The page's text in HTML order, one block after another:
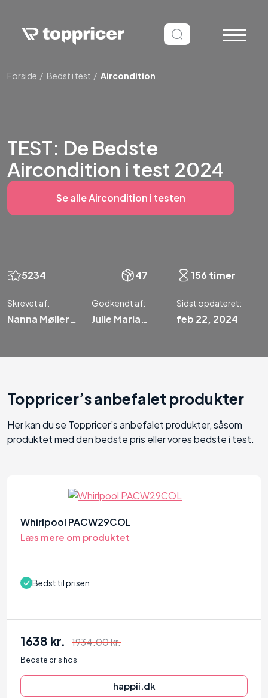
Forside Bedst i test Aircondition
TEST: De Bedste
Aircondition i test 2024
Se alle Aircondition i testen
5234 47 156 timer
Skrevet af:
Nanna Møller
Godkendt af:
Julie Maria
Sidst opdateret:
feb 22, 2024
Toppricer’s anbefalet produkter
Her kan du se Toppricer’s anbefalet produkter, såsom
produktet med den bedste pris eller vores bedste i test.
Whirlpool PACW29COL
Læs mere om produktet
Bedst til prisen
1638 kr. 1934.00 kr.
Bedste pris hos:
happii.dk